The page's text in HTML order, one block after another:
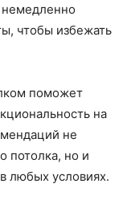
чтобы избежать
поможет
на
не
потолка, но и
любых условиях.